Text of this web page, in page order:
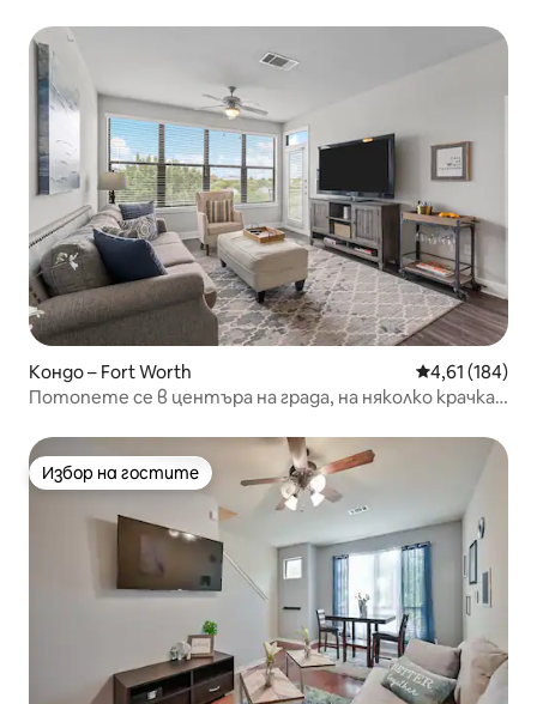
Кондо – Fort Worth Средна
4,61 (184)
Потопете се в центъра на града, на няколко крачка
Избор на гостите
Избор на гостите